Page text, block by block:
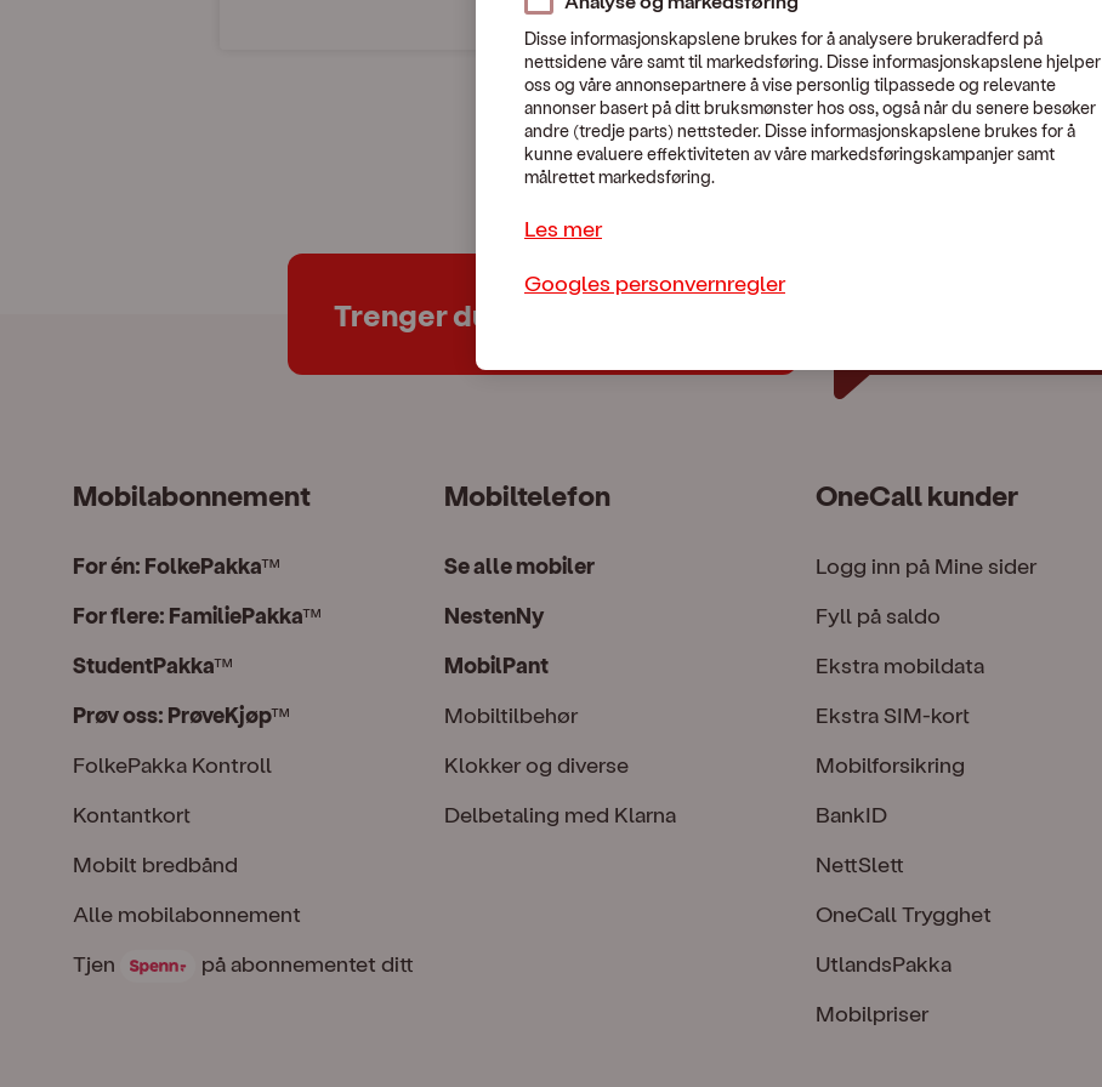
Søk etter land
Trenger du hjelp?
Mobilabonnement
For én: FolkePakka™
For flere: FamiliePakka™
StudentPakka™
Prøv oss: PrøveKjøp™
FolkePakka Kontroll
Kontantkort
Mobilt bredbånd
Alle mobilabonnement
Tjen Spenn på abonnementet ditt
Tjen på abonnementet ditt
Mobiltelefon
Se alle mobiler
NestenNy
MobilPant
Mobiltilbehør
Klokker og diverse
Delbetaling med Klarna
OneCall kunder
Logg inn på Mine sider
Fyll på saldo
Ekstra mobildata
Ekstra SIM-kort
Mobilforsikring
BankID
NettSlett
OneCall Trygghet
UtlandsPakka
Mobilpriser
Disse informasjonskapslene brukes for å analysere brukeradferd på
nettsidene våre samt til markedsføring. Disse informasjonskapslene hjelper
oss og våre annonsepartnere å vise personlig tilpassede og relevante
annonser basert på ditt bruksmønster hos oss, også når du senere besøker
andre (tredje parts) nettsteder. Disse informasjonskapslene brukes for å
kunne evaluere effektiviteten av våre markedsføringskampanjer samt
målrettet markedsføring.
Les mer
Googles personvernregler